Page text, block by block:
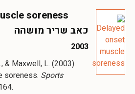
soreness
כאב שריר מושהה
2003
& Maxwell, L. (2003).
soreness. Sports